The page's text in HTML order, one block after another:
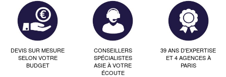
DEVIS SUR MESURE
SELON VOTRE
BUDGET
CONSEILLERS
SPÉCIALISTES
ASIE À VOTRE
ÉCOUTE
39 ANS D'EXPERTISE
ET 4 AGENCES À
PARIS